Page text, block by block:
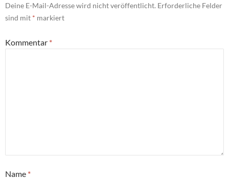
Deine E-Mail-Adresse wird nicht veröffentlicht. Erforderliche Felder
sind mit * markiert
Kommentar *
Name *